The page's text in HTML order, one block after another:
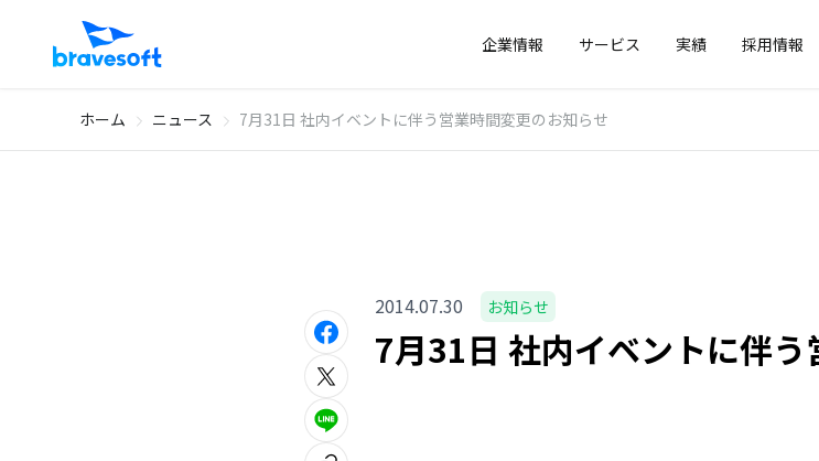
企業情報 サービス 実績 採用情報
ホーム ニュース 7月31日 社内イベントに伴う営業時間変更のお知らせ
2014.07.30 お知らせ
7月31日 社内イベントに伴